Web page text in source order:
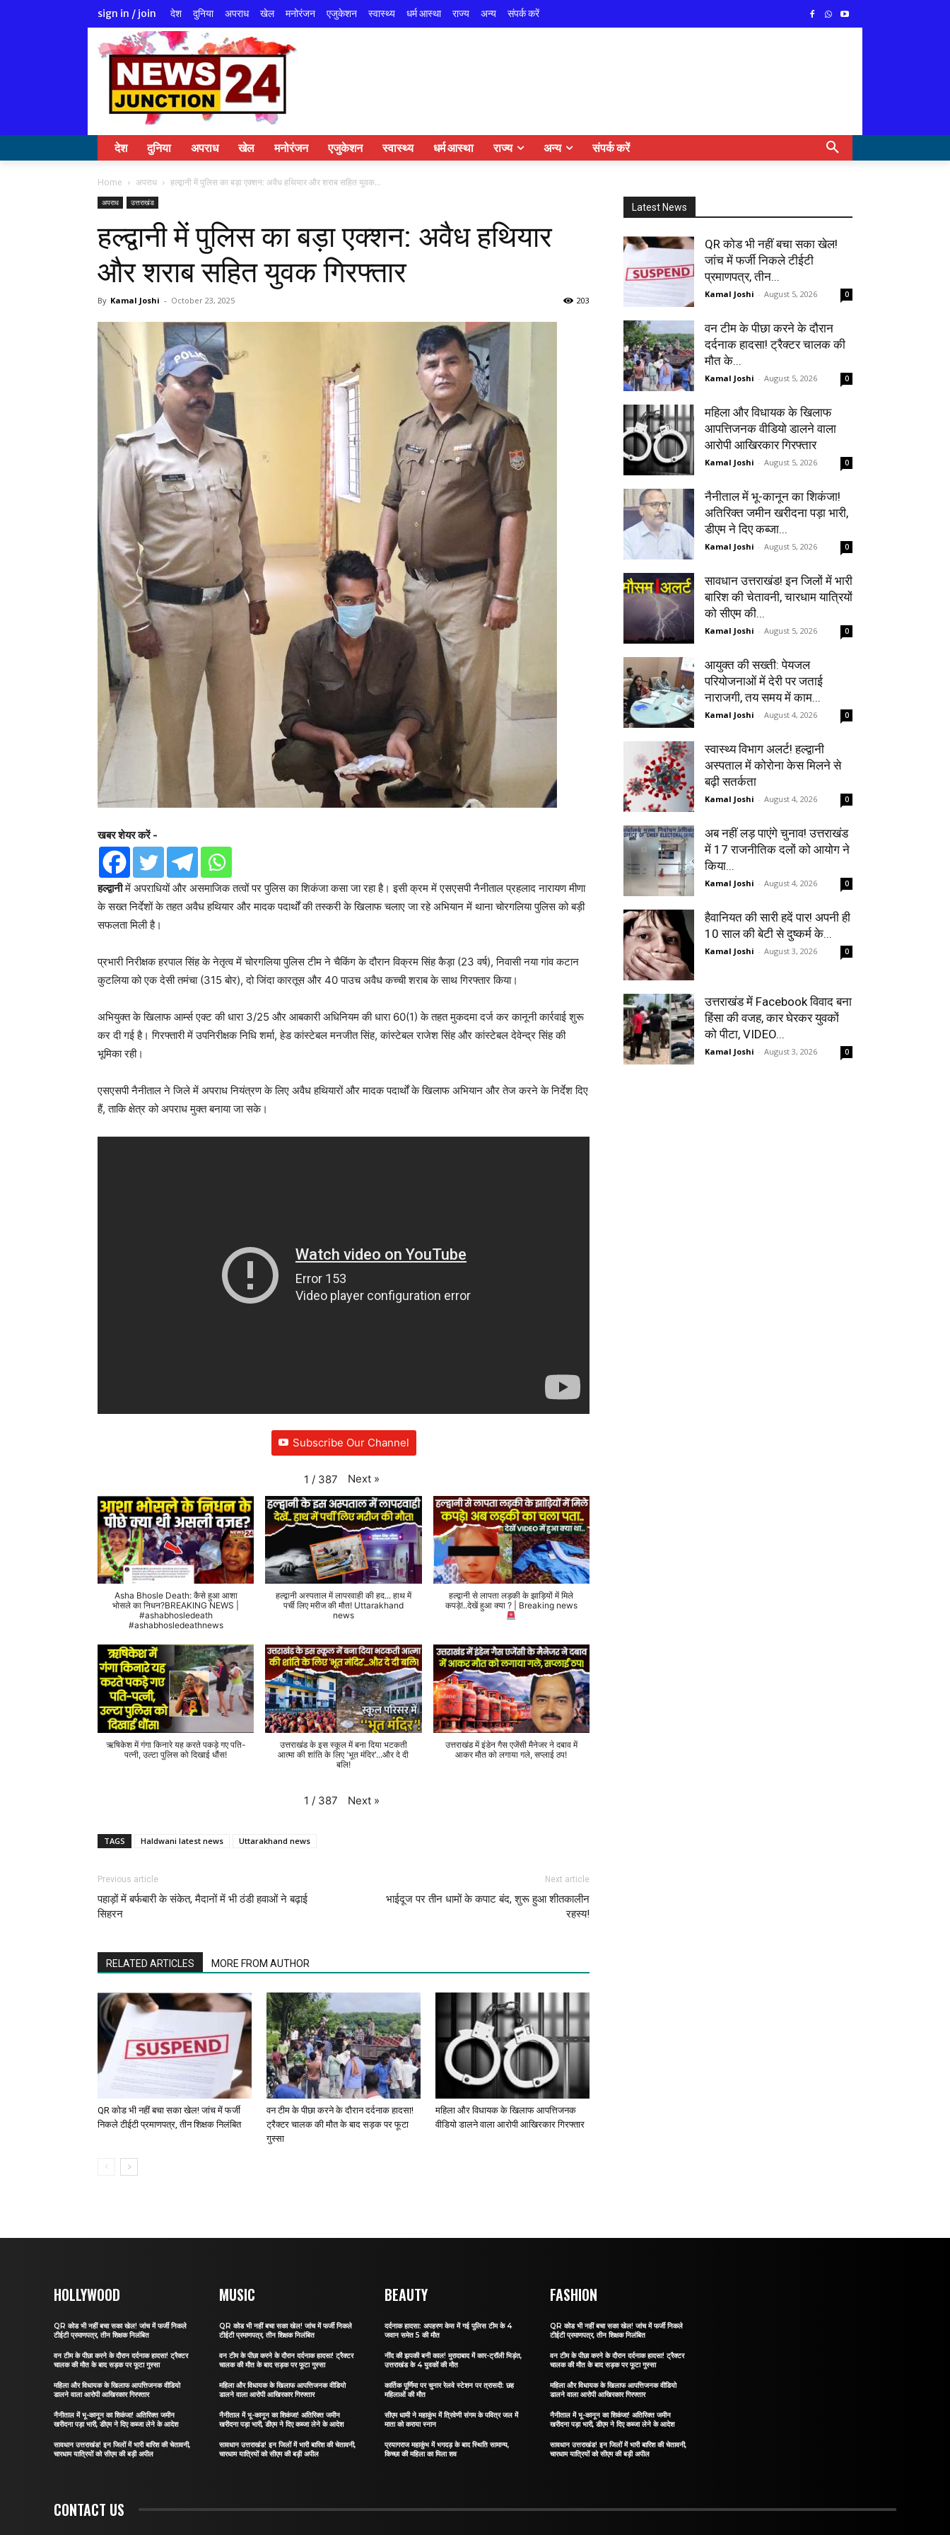
sign in / join देश दुनिया अपराध खेल मनोरंजन एजुकेशन स्वास्थ्य धर्म आस्था राज्य अन्य संपर्क करें
देश दुनिया अपराध खेल मनोरंजन एजुकेशन स्वास्थ्य धर्म आस्था राज्य अन्य संपर्क करें
Home अपराध हल्द्वानी में पुलिस का बड़ा एक्शन: अवैध हथियार और शराब सहित युवक...
अपराध उत्तराखंड
हल्द्वानी में पुलिस का बड़ा एक्शन: अवैध हथियार
और शराब सहित युवक गिरफ्तार
By Kamal Joshi - October 23, 2025 203
खबर शेयर करें -
हल्द्वानीमें अपराधियों और असमाजिक तत्वों पर पुलिस का शिकंजा कसा जा रहा है। इसी क्रम में एसएसपी नैनीताल प्रहलाद नारायण मीणा
के सख्त निर्देशों के तहत अवैध हथियार और मादक पदार्थों की तस्करी के खिलाफ चलाए जा रहे अभियान में थाना चोरगलिया पुलिस को बड़ी
सफलता मिली है।
प्रभारी निरीक्षक हरपाल सिंह के नेतृत्व में चोरगलिया पुलिस टीम ने चैकिंग के दौरान विक्रम सिंह कैड़ा (23 वर्ष), निवासी नया गांव कटान
कुटलिया को एक देसी तमंचा (315 बोर), दो जिंदा कारतूस और 40 पाउच अवैध कच्ची शराब के साथ गिरफ्तार किया।
अभियुक्त के खिलाफ आर्म्स एक्ट की धारा 3/25 और आबकारी अधिनियम की धारा 60(1) के तहत मुकदमा दर्ज कर कानूनी कार्रवाई शुरू
कर दी गई है। गिरफ्तारी में उपनिरीक्षक निधि शर्मा, हेड कांस्टेबल मनजीत सिंह, कांस्टेबल राजेश सिंह और कांस्टेबल देवेन्द्र सिंह की
भूमिका रही।
एसएसपी नैनीताल ने जिले में अपराध नियंत्रण के लिए अवैध हथियारों और मादक पदार्थों के खिलाफ अभियान और तेज करने के निर्देश दिए
हैं, ताकि क्षेत्र को अपराध मुक्त बनाया जा सके।
Subscribe Our Channel
1 / 387 Next »
Asha Bhosle Death: कैसे हुआ आशा
भोसले का निधन?BREAKING NEWS |
#ashabhosledeath
#ashabhosledeathnews
हल्द्वानी अस्पताल में लापरवाही की हद... हाथ में
पर्ची लिए मरीज की मौत! Uttarakhand
news
हल्द्वानी से लापता लड़की के झाड़ियों में मिले
कपड़े!..देखें हुआ क्या ? | Breaking news
ऋषिकेश में गंगा किनारे यह करते पकड़े गए पति-
पत्नी, उल्टा पुलिस को दिखाई धौंस!
उत्तराखंड के इस स्कूल में बना दिया भटकती
आत्मा की शांति के लिए 'भूत मंदिर'...और दे दी
बलि!
उत्तराखंड में इंडेन गैस एजेंसी मैनेजर ने दबाव में
आकर मौत को लगाया गले, सप्लाई ठप!
1 / 387 Next »
TAGS Haldwani latest news Uttarakhand news
Previous article
पहाड़ों में बर्फबारी के संकेत, मैदानों में भी ठंडी हवाओं ने बढ़ाई
सिहरन
Next article
भाईदूज पर तीन धामों के कपाट बंद, शुरू हुआ शीतकालीन
रहस्य!
RELATED ARTICLES MORE FROM AUTHOR
QR कोड भी नहीं बचा सका खेल! जांच में फर्जी
निकले टीईटी प्रमाणपत्र, तीन शिक्षक निलंबित
वन टीम के पीछा करने के दौरान दर्दनाक हादसा!
ट्रैक्टर चालक की मौत के बाद सड़क पर फूटा
गुस्सा
महिला और विधायक के खिलाफ आपत्तिजनक
वीडियो डालने वाला आरोपी आखिरकार गिरफ्तार
Latest News
QR कोड भी नहीं बचा सका खेल!
जांच में फर्जी निकले टीईटी
प्रमाणपत्र, तीन...
Kamal Joshi - August 5, 2026 0
वन टीम के पीछा करने के दौरान
दर्दनाक हादसा! ट्रैक्टर चालक की
मौत के...
Kamal Joshi - August 5, 2026 0
महिला और विधायक के खिलाफ
आपत्तिजनक वीडियो डालने वाला
आरोपी आखिरकार गिरफ्तार
Kamal Joshi - August 5, 2026 0
नैनीताल में भू-कानून का शिकंजा!
अतिरिक्त जमीन खरीदना पड़ा भारी,
डीएम ने दिए कब्जा...
Kamal Joshi - August 5, 2026 0
सावधान उत्तराखंड! इन जिलों में भारी
बारिश की चेतावनी, चारधाम यात्रियों
को सीएम की...
Kamal Joshi - August 5, 2026 0
आयुक्त की सख्ती: पेयजल
परियोजनाओं में देरी पर जताई
नाराजगी, तय समय में काम...
Kamal Joshi - August 4, 2026 0
स्वास्थ्य विभाग अलर्ट! हल्द्वानी
अस्पताल में कोरोना केस मिलने से
बढ़ी सतर्कता
Kamal Joshi - August 4, 2026 0
अब नहीं लड़ पाएंगे चुनाव! उत्तराखंड
में 17 राजनीतिक दलों को आयोग ने
किया...
Kamal Joshi - August 4, 2026 0
हैवानियत की सारी हदें पार! अपनी ही
10 साल की बेटी से दुष्कर्म के...
Kamal Joshi - August 3, 2026 0
उत्तराखंड में Facebook विवाद बना
हिंसा की वजह, कार घेरकर युवकों
को पीटा, VIDEO...
Kamal Joshi - August 3, 2026 0
HOLLYWOOD
QR कोड भी नहीं बचा सका खेल! जांच में फर्जी निकले
टीईटी प्रमाणपत्र, तीन शिक्षक निलंबित
वन टीम के पीछा करने के दौरान दर्दनाक हादसा! ट्रैक्टर
चालक की मौत के बाद सड़क पर फूटा गुस्सा
महिला और विधायक के खिलाफ आपत्तिजनक वीडियो
डालने वाला आरोपी आखिरकार गिरफ्तार
नैनीताल में भू-कानून का शिकंजा! अतिरिक्त जमीन
खरीदना पड़ा भारी, डीएम ने दिए कब्जा लेने के आदेश
सावधान उत्तराखंड! इन जिलों में भारी बारिश की चेतावनी,
चारधाम यात्रियों को सीएम की बड़ी अपील
MUSIC
QR कोड भी नहीं बचा सका खेल! जांच में फर्जी निकले
टीईटी प्रमाणपत्र, तीन शिक्षक निलंबित
वन टीम के पीछा करने के दौरान दर्दनाक हादसा! ट्रैक्टर
चालक की मौत के बाद सड़क पर फूटा गुस्सा
महिला और विधायक के खिलाफ आपत्तिजनक वीडियो
डालने वाला आरोपी आखिरकार गिरफ्तार
नैनीताल में भू-कानून का शिकंजा! अतिरिक्त जमीन
खरीदना पड़ा भारी, डीएम ने दिए कब्जा लेने के आदेश
सावधान उत्तराखंड! इन जिलों में भारी बारिश की चेतावनी,
चारधाम यात्रियों को सीएम की बड़ी अपील
BEAUTY
दर्दनाक हादसा: अपहरण केस में गई पुलिस टीम के 4
जवान समेत 5 की मौत
नींद की झपकी बनी काल! मुरादाबाद में कार-ट्रॉली भिड़ंत,
उत्तराखंड के 4 युवकों की मौत
कार्तिक पूर्णिमा पर चुनार रेलवे स्टेशन पर त्रासदी: छह
महिलाओं की मौत
सीएम धामी ने महाकुंभ में त्रिवेणी संगम के पवित्र जल में
माता को कराया स्नान
प्रयागराज महाकुंभ में भगदड़ के बाद स्थिति सामान्य,
किच्छा की महिला का मिला शव
FASHION
QR कोड भी नहीं बचा सका खेल! जांच में फर्जी निकले
टीईटी प्रमाणपत्र, तीन शिक्षक निलंबित
वन टीम के पीछा करने के दौरान दर्दनाक हादसा! ट्रैक्टर
चालक की मौत के बाद सड़क पर फूटा गुस्सा
महिला और विधायक के खिलाफ आपत्तिजनक वीडियो
डालने वाला आरोपी आखिरकार गिरफ्तार
नैनीताल में भू-कानून का शिकंजा! अतिरिक्त जमीन
खरीदना पड़ा भारी, डीएम ने दिए कब्जा लेने के आदेश
सावधान उत्तराखंड! इन जिलों में भारी बारिश की चेतावनी,
चारधाम यात्रियों को सीएम की बड़ी अपील
CONTACT US